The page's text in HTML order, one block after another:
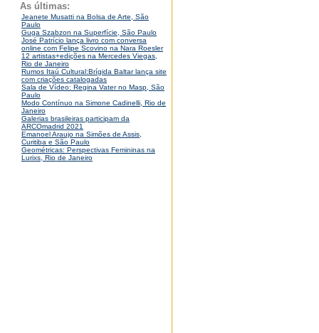
As últimas:
Jeanete Musatti na Bolsa de Arte, São
Paulo
Guga Szabzon na Superfície, São Paulo
José Patrício lança livro com conversa
online com Felipe Scovino na Nara Roesler
12 artistas+edições na Mercedes Viegas,
Rio de Janeiro
Rumos Itaú Cultural:Brígida Baltar lança site
com criações catalogadas
Sala de Vídeo: Regina Vater no Masp, São
Paulo
Modo Contínuo na Simone Cadinelli, Rio de
Janeiro
Galerias brasileiras participam da
ARCOmadrid 2021
Emanoel Araujo na Simões de Assis,
Curitiba e São Paulo
Geométricas: Perspectivas Femininas na
Lurixs, Rio de Janeiro